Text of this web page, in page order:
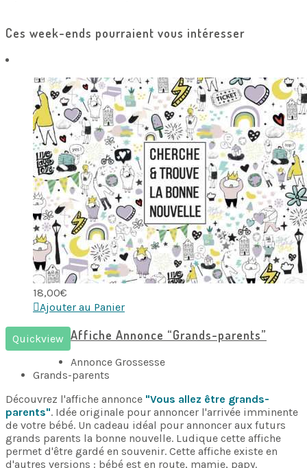
Ces week-ends pourraient vous intéresser
18,00€
Ajouter au Panier
Quickview Affiche Annonce “Grands-parents”
Annonce Grossesse
Grands-parents
Découvrez l'affiche annonce "Vous allez être grands-
parents". Idée originale pour annoncer l'arrivée imminente
de votre bébé. Un cadeau idéal pour annoncer aux futurs
grands parents la bonne nouvelle. Ludique cette affiche
permet d'être gardé en souvenir. Cette affiche existe en
d'autres versions : bébé est en route, mamie, papy.